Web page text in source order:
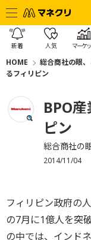
新着 人気 マーケ
HOME 総合商社の眼
るフィリピン
BPO
ピン
総合商社の
2014/11/04
フィリピン政府の
の7月に1億人を突
の中では、インド